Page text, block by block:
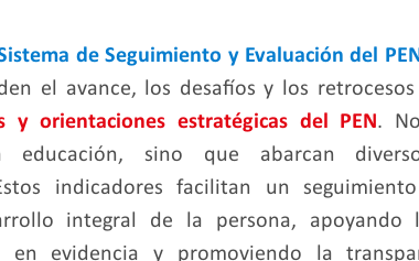
de Seguimiento y Evaluación del PEN
el avance, los desafíos y los
y orientaciones estratégicas del PEN.
sino que abarcan
indicadores facilitan un
integral de la persona, apoyando
en evidencia y promoviendo la